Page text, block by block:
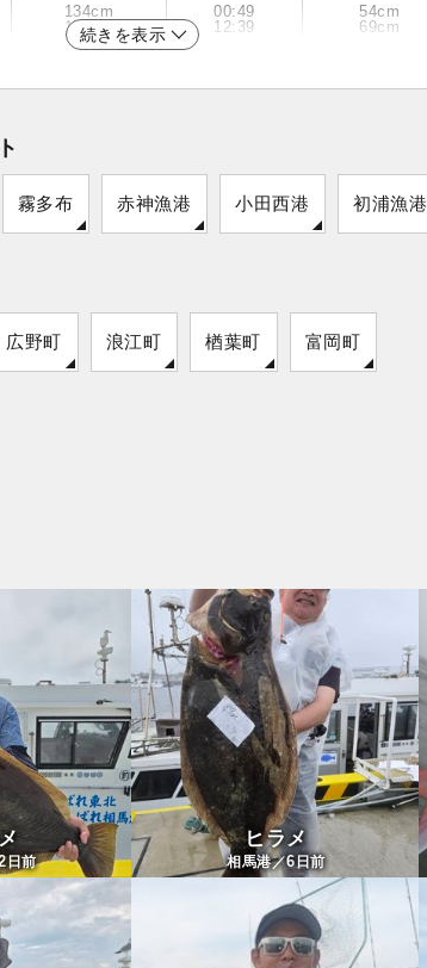
134cm
150cm
00:49
12:39
54cm
69cm
続きを表示
霧多布 赤神漁港 小田西港 初浦漁港
広野町 浪江町 楢葉町 富岡町
日前
ヒラメ
相馬港／6 日前